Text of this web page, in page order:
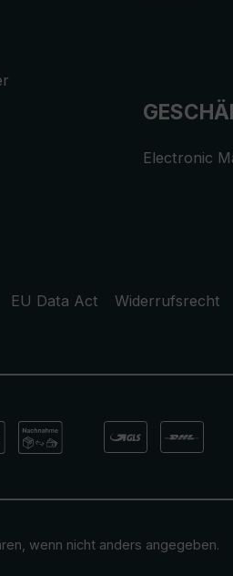
Electronic
EU Data Act
Widerrufsrecht
wenn nicht anders angegeben.